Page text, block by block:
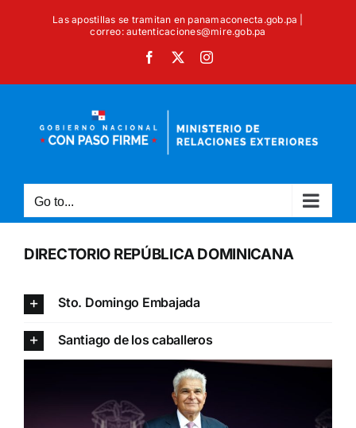
Las apostillas se tramitan en panamaconecta.gob.pa |
correo: autenticaciones@mire.gob.pa
Facebook Instagram
Go to...
DIRECTORIO REPÚBLICA DOMINICANA
Sto. Domingo Embajada
Santiago de los caballeros